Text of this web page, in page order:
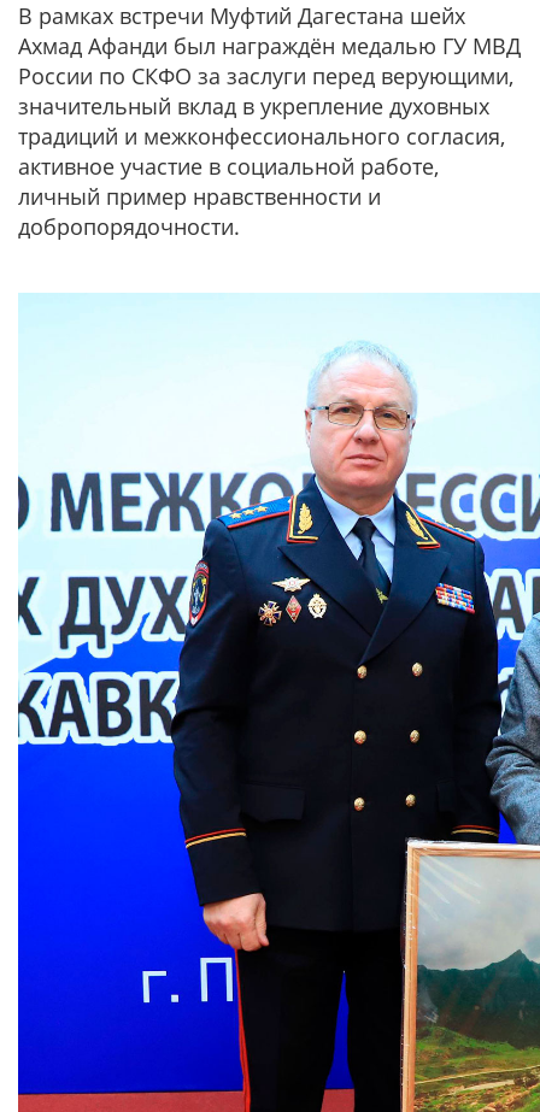
В рамках встречи Муфтий Дагестана шейх
Ахмад Афанди был награждён медалью ГУ МВД
России по СКФО за заслуги перед верующими,
значительный вклад в укрепление духовных
традиций и межконфессионального согласия,
активное участие в социальной работе,
личный пример нравственности и
добропорядочности.